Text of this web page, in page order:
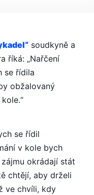
soudkyně a
říká: „Nařčení
se řídila
obžalovaný
se řídil
v kole bych
okrádají stát
chtějí, aby drželi
ve chvíli, kdy